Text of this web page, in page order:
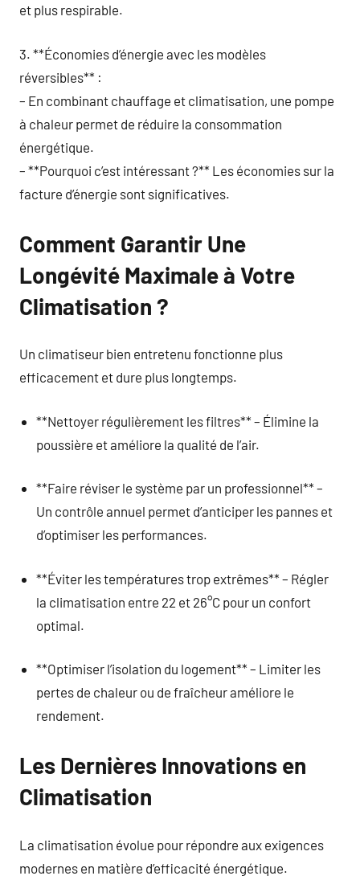
et plus respirable.
3. **Économies d’énergie avec les modèles
réversibles** :
– En combinant chauffage et climatisation, une pompe
à chaleur permet de réduire la consommation
énergétique.
– **Pourquoi c’est intéressant ?** Les économies sur la
facture d’énergie sont significatives.
Comment Garantir Une
Longévité Maximale à Votre
Climatisation ?
Un climatiseur bien entretenu fonctionne plus
efficacement et dure plus longtemps.
**Nettoyer régulièrement les filtres** – Élimine la
poussière et améliore la qualité de l’air.
**Faire réviser le système par un professionnel** –
Un contrôle annuel permet d’anticiper les pannes et
d’optimiser les performances.
**Éviter les températures trop extrêmes** – Régler
la climatisation entre 22 et 26°C pour un confort
optimal.
**Optimiser l’isolation du logement** – Limiter les
pertes de chaleur ou de fraîcheur améliore le
rendement.
Les Dernières Innovations en
Climatisation
La climatisation évolue pour répondre aux exigences
modernes en matière d’efficacité énergétique.